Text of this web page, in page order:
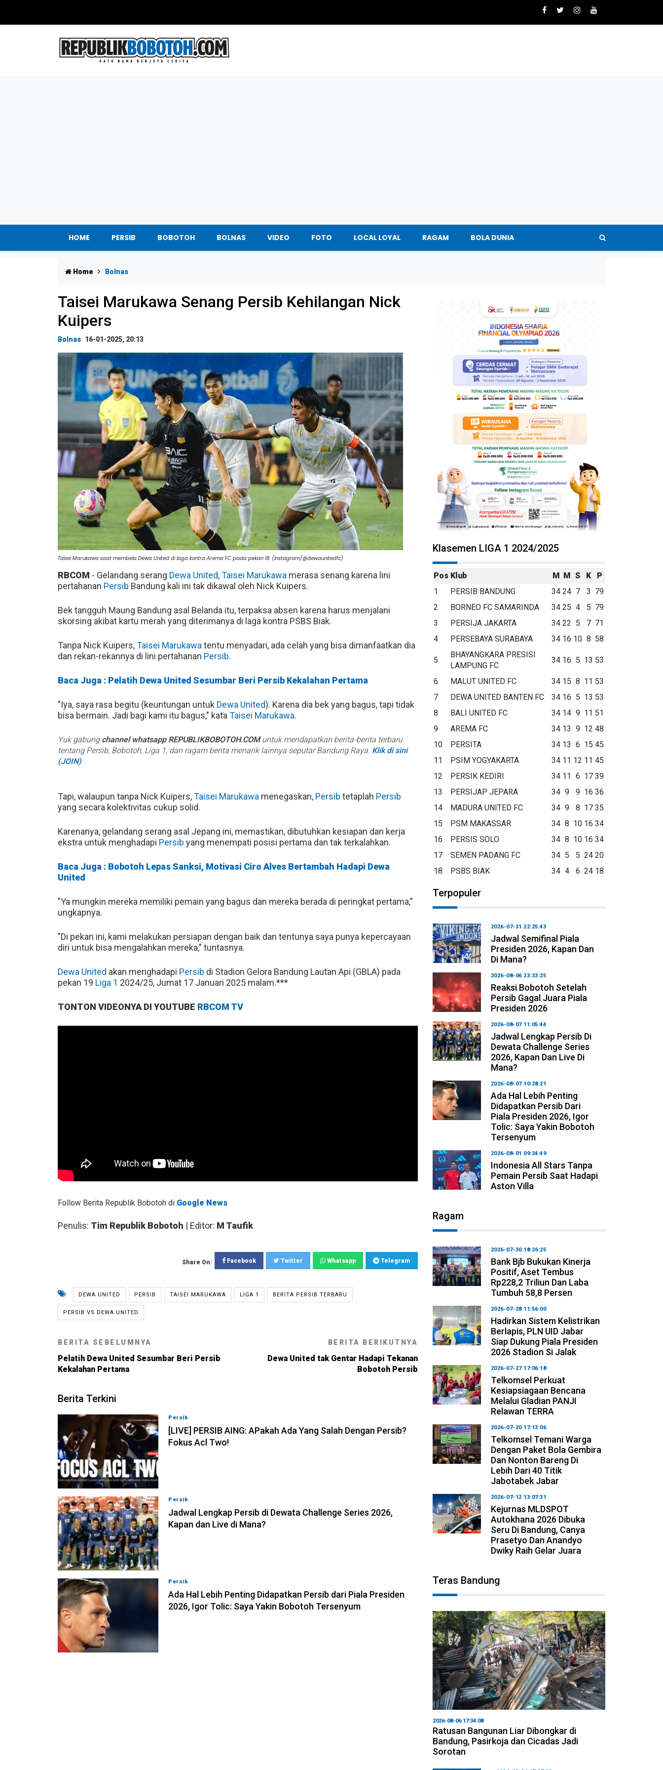
HOME PERSIB BOBOTOH BOLNAS VIDEO FOTO LOCAL LOYAL RAGAM BOLA DUNIA
Home Bolnas
Taisei Marukawa Senang Persib Kehilangan Nick
Kuipers
Bolnas 16-01-2025, 20:13
Taisei Marukawa saat membela Dewa United di laga kontra Arema FC pada pekan 18. (Instagram/@dewaunitedfc)
RBCOM - Gelandang serang Dewa United,Taisei Marukawa merasa senang karena lini
pertahanan Persib Bandung kali ini tak dikawal oleh Nick Kuipers.
Bek tangguh Maung Bandung asal Belanda itu, terpaksa absen karena harus menjalani
skorsing akibat kartu merah yang diterimanya di laga kontra PSBS Biak.
Tanpa Nick Kuipers,Taisei Marukawa tentu menyadari, ada celah yang bisa dimanfaatkan dia
dan rekan-rekannya di lini pertahanan Persib.
Baca Juga : Pelatih Dewa United Sesumbar Beri Persib Kekalahan Pertama
"Iya, saya rasa begitu (keuntungan untuk Dewa United). Karena dia bek yang bagus, tapi tidak
bisa bermain. Jadi bagi kami itu bagus," kata Taisei Marukawa.
Yuk gabung channel whatsapp REPUBLIKBOBOTOH.COMuntuk mendapatkan berita-berita terbaru
tentang Persib, Bobotoh, Liga 1, dan ragam berita menarik lainnya seputar Bandung Raya. Klik di sini
(JOIN)
Tapi, walaupun tanpa Nick Kuipers,Taisei Marukawa menegaskan, Persib tetaplah Persib
yang secara kolektivitas cukup solid.
Karenanya, gelandang serang asal Jepang ini, memastikan, dibutuhkan kesiapan dan kerja
ekstra untuk menghadapi Persib yang menempati posisi pertama dan tak terkalahkan.
Baca Juga : Bobotoh Lepas Sanksi, Motivasi Ciro Alves Bertambah Hadapi Dewa
United
"Ya mungkin mereka memiliki pemain yang bagus dan mereka berada di peringkat pertama,"
ungkapnya.
"Di pekan ini, kami melakukan persiapan dengan baik dan tentunya saya punya kepercayaan
diri untuk bisa mengalahkan mereka," tuntasnya.
Dewa United akan menghadapi Persib di Stadion Gelora Bandung Lautan Api (GBLA) pada
pekan 19 Liga 1 2024/25, Jumat 17 Januari 2025 malam.***
TONTON VIDEONYA DI YOUTUBE RBCOM TV
Follow Berita Republik Bobotoh di Google News
Penulis: Tim Republik Bobotoh | Editor: M Taufik
Share On: Facebook Twitter Whatsapp Telegram
DEWA UNITED PERSIB TAISEI MARUKAWA LIGA 1 BERITA PERSIB TERBARU
PERSIB VS DEWA UNITED
BERITA SEBELUMNYA
Pelatih Dewa United Sesumbar Beri Persib
Kekalahan Pertama
BERITA BERIKUTNYA
Dewa United tak Gentar Hadapi Tekanan
Bobotoh Persib
Berita Terkini
Persib
[LIVE] PERSIB AING: APakah Ada Yang Salah Dengan Persib?
Fokus Acl Two!
Persib
Jadwal Lengkap Persib di Dewata Challenge Series 2026,
Kapan dan Live di Mana?
Persib
Ada Hal Lebih Penting Didapatkan Persib dari Piala Presiden
2026, Igor Tolic: Saya Yakin Bobotoh Tersenyum
Klasemen LIGA 1 2024/2025
Pos Klub M M S K
P
1
PERSIB BANDUNG 34 24 7 3 79
2
BORNEO FC SAMARINDA 34 25 4 5 79
3
PERSIJA JAKARTA 34 22 5 7 71
4
PERSEBAYA SURABAYA 34 16 10 8 58
5
BHAYANGKARA PRESISI
LAMPUNG FC
34 16 5 13 53
6 MALUT UNITED FC 34 15 8 11 53
7
DEWA UNITED BANTEN FC 34 16 5 13 53
8
BALI UNITED FC 34 14 9 11 51
9
AREMA FC 34 13 9 12 48
10
PERSITA 34 13 6 15 45
11
PSIM YOGYAKARTA 34 11 12 11 45
12
PERSIK KEDIRI 34 11 6 17 39
13
PERSIJAP JEPARA 34 9 9 16 36
14
MADURA UNITED FC 34 9 8 17 35
15
PSM MAKASSAR 34 8 10 16 34
16
PERSIS SOLO 34 8 10 16 34
17
SEMEN PADANG FC 34 5 5 24 20
18
PSBS BIAK 34 4 6 24 18
Terpopuler
2026-07-31 22:25:43
Jadwal Semifinal Piala
Presiden 2026, Kapan Dan
Di Mana?
2026-08-06 23:33:25
Reaksi Bobotoh Setelah
Persib Gagal Juara Piala
Presiden 2026
2026-08-07 11:05:44
Jadwal Lengkap Persib Di
Dewata Challenge Series
2026, Kapan Dan Live Di
Mana?
2026-08-07 10:28:21
Ada Hal Lebih Penting
Didapatkan Persib Dari
Piala Presiden 2026, Igor
Tolic: Saya Yakin Bobotoh
Tersenyum
2026-08-01 09:24:49
Indonesia All Stars Tanpa
Pemain Persib Saat Hadapi
Aston Villa
Ragam
2026-07-30 18:26:25
Bank Bjb Bukukan Kinerja
Positif, Aset Tembus
Rp228,2 Triliun Dan Laba
Tumbuh 58,8 Persen
2026-07-28 11:56:00
Hadirkan Sistem Kelistrikan
Berlapis, PLN UID Jabar
Siap Dukung Piala Presiden
2026 Stadion Si Jalak
2026-07-27 17:06:18
Telkomsel Perkuat
Kesiapsiagaan Bencana
Melalui Gladian PANJI
Relawan TERRA
2026-07-20 17:13:06
Telkomsel Temani Warga
Dengan Paket Bola Gembira
Dan Nonton Bareng Di
Lebih Dari 40 Titik
Jabotabek Jabar
2026-07-12 13:07:31
Kejurnas MLDSPOT
Autokhana 2026 Dibuka
Seru Di Bandung, Canya
Prasetyo Dan Anandyo
Dwiky Raih Gelar Juara
Teras Bandung
2026-08-06 17:34:08
Ratusan Bangunan Liar Dibongkar di
Bandung, Pasirkoja dan Cicadas Jadi
Sorotan